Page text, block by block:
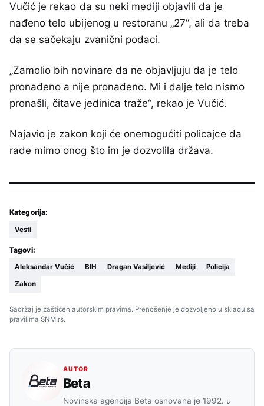
Vučić je rekao da su neki mediji objavili da je
nađeno telo ubijenog u restoranu „27“, ali da treba
da se sačekaju zvanični podaci.
„Zamolio bih novinare da ne objavljuju da je telo
pronađeno a nije pronađeno. Mi i dalje telo nismo
pronašli, čitave jedinica traže“, rekao je Vučić.
Najavio je zakon koji će onemogućiti policajce da
rade mimo onog što im je dozvolila država.
Kategorija:
Vesti
Tagovi:
Aleksandar Vučić BIH Dragan Vasiljević Mediji Policija
Zakon
Sadržaj je zaštićen autorskim pravima. Prenošenje je dozvoljeno u skladu sa
pravilima SNM.rs.
AUTOR
Beta
Novinska agencija Beta osnovana je 1992. u